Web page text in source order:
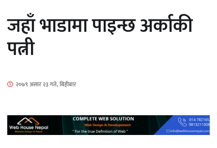
नियन्त्रणमा
जहाँ भाडामा पाइन्छ अर्काकी
पत्नी
२०७९ असार २३ गते, बिहीबार